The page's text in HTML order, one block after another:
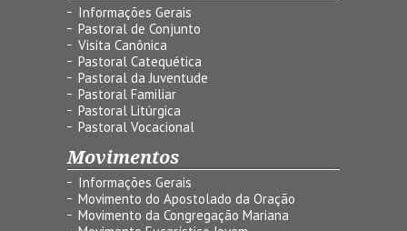
Informações Gerais
Pastoral de Conjunto
Visita Canônica
Pastoral Catequética
Pastoral da Juventude
Pastoral Familiar
Pastoral Litúrgica
Pastoral Vocacional
Movimentos
Informações Gerais
Movimento do Apostolado da Oração
Movimento da Congregação Mariana